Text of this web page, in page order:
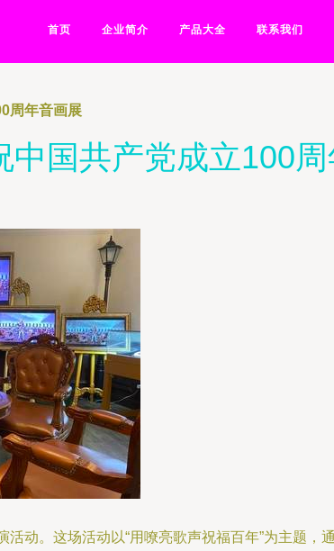
首页 企业简介 产品大全 联系我们
周年音画展
国共产党成立100周
动。这场活动以“用嘹亮歌声祝福百年”为主题，